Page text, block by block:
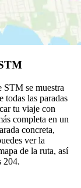
STM se muestra
todas las paradas
tu viaje con
completa en un
concreta,
ver la
de la ruta, así
204.